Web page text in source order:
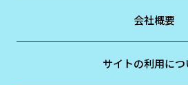
会社概要
サイトの利用につ